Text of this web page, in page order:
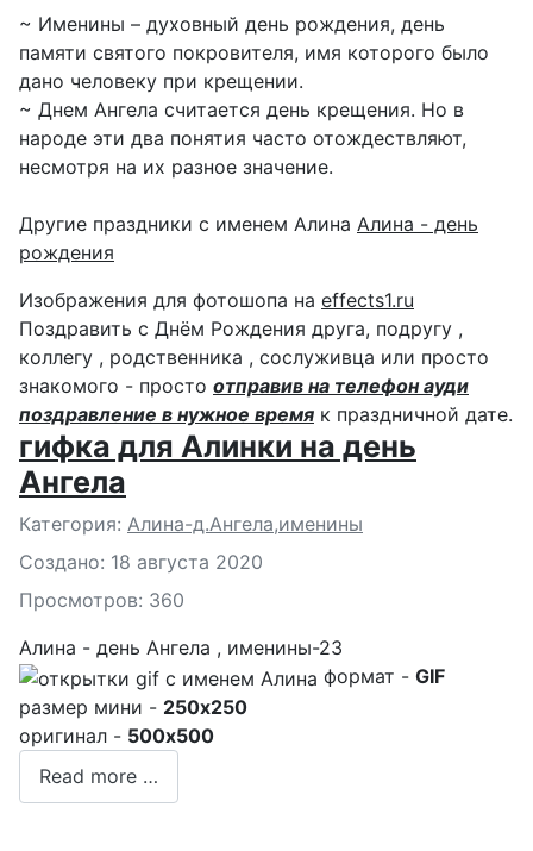
~ Именины – духовный день рождения, день
памяти святого покровителя, имя которого было
дано человеку при крещении.
~ Днем Ангела считается день крещения. Но в
народе эти два понятия часто отождествляют,
несмотря на их разное значение.
Другие праздники с именем Алина Алина - день
рождения
Изображения для фотошопа на effects1.ru
Поздравить с Днём Рождения друга, подругу ,
коллегу , родственника , сослуживца или просто
знакомого - просто отправив на телефон ауди
поздравление в нужное время к праздничной дате.
гифка для Алинки на день
Ангела
Подробности
Категория: Алина-д.Ангела,именины
Создано: 18 августа 2020
Просмотров: 360
Алина - день Ангела , именины-23
формат - GIF
размер мини - 250x250
оригинал - 500x500
Read more …